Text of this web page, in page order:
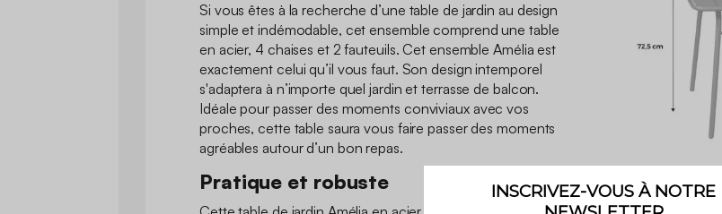
Si vous êtes à la recherche d’une table de jardin au design
simple et indémodable, cet ensemble comprend une table
en acier, 4 chaises et 2 fauteuils. Cet ensemble Amélia est
exactement celui qu’il vous faut. Son design intemporel
s'adaptera à n’importe quel jardin et terrasse de balcon.
Idéale pour passer des moments conviviaux avec vos
proches, cette table saura vous faire passer des moments
agréables autour d’un bon repas.
Pratique et robuste